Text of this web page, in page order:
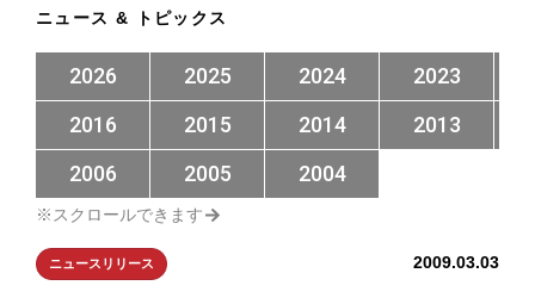
ニュース & トピックス
2026 2025 2024 2023
2016
2015 2014 2013
2006
2005 2004
ニュースリリース 2009.03.03